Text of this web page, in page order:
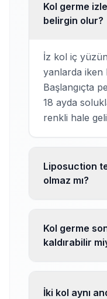
Kol germe
belirgin olur?
İz kol iç
yanlarda iken
Başlangıçta
18 ayda
renkli hale
Liposuction
olmaz mı?
Kol germe
kaldırabilir
İki kol aynı